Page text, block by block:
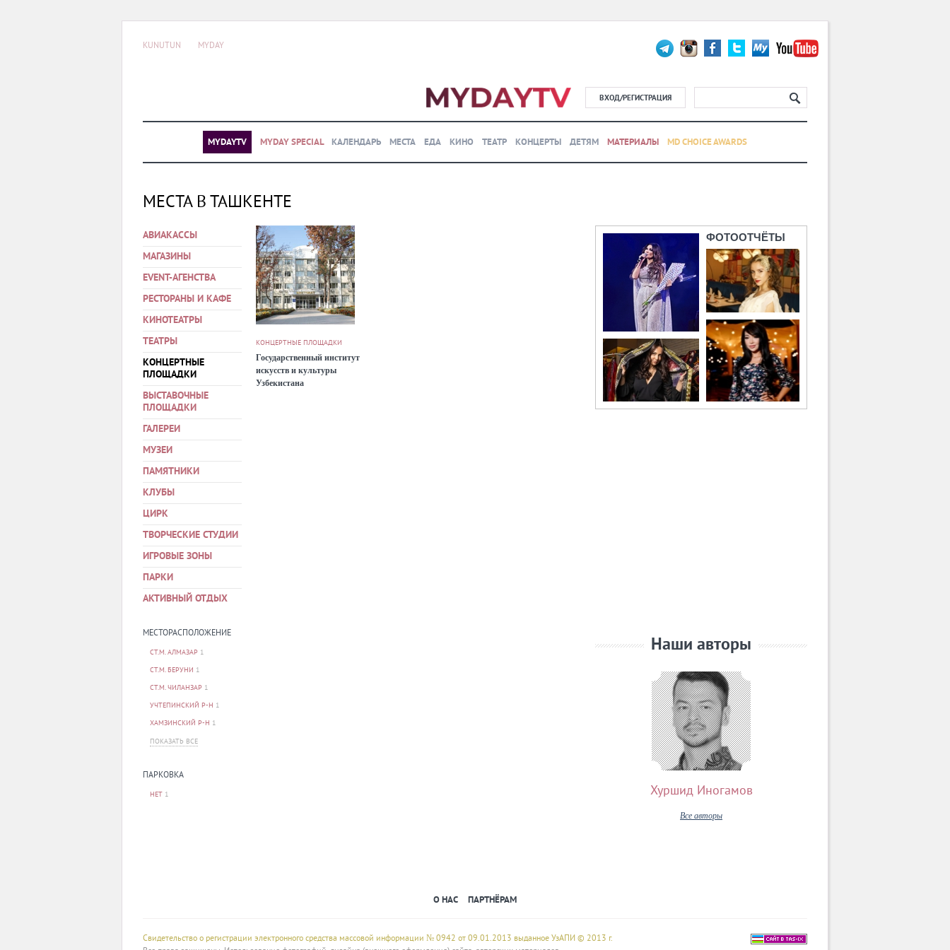
KUNUTUN MYDAY
ВХОД/РЕГИСТРАЦИЯ
MYDAYTV MYDAY SPECIAL КАЛЕНДАРЬ МЕСТА ЕДА КИНО ТЕАТР КОНЦЕРТЫ ДЕТЯМ МАТЕРИАЛЫ MD CHOICE AWARDS
МЕСТА В ТАШКЕНТЕ
АВИАКАССЫ
МАГАЗИНЫ
EVENT-АГЕНСТВА
РЕСТОРАНЫ И КАФЕ
КИНОТЕАТРЫ
ТЕАТРЫ
КОНЦЕРТНЫЕ
ПЛОЩАДКИ
ВЫСТАВОЧНЫЕ
ПЛОЩАДКИ
ГАЛЕРЕИ
МУЗЕИ
ПАМЯТНИКИ
КЛУБЫ
ЦИРК
ТВОРЧЕСКИЕ СТУДИИ
ИГРОВЫЕ ЗОНЫ
ПАРКИ
АКТИВНЫЙ ОТДЫХ
МЕСТОРАСПОЛОЖЕНИЕ
СТ.М. АЛМАЗАР 1
СТ.М. БЕРУНИ 1
СТ.М. ЧИЛАНЗАР 1
УЧТЕПИНСКИЙ Р-Н 1
ХАМЗИНСКИЙ Р-Н 1
ПОКАЗАТЬ ВСЕ
ПАРКОВКА
НЕТ 1
КОНЦЕРТНЫЕ ПЛОЩАДКИ
Государственный институт
искусств и культуры
Узбекистана
ФОТООТЧЁТЫ
Наши авторы
Хуршид Иногамов
Все авторы
О НАС ПАРТНЁРАМ
Свидетельство о регистрации электронного средства массовой информации № 0942 от 09.01.2013 выданное УзАПИ © 2013 г.